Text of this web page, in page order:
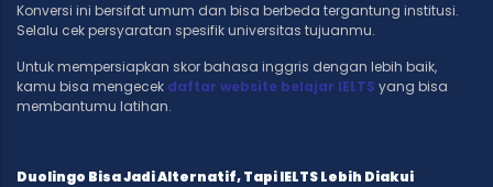
Konversi ini bersifat umum dan bisa berbeda tergantung institusi.
Selalu cek persyaratan spesifik universitas tujuanmu.
Untuk mempersiapkan skor bahasa inggris dengan lebih baik,
kamu bisa mengecek daftar website belajar IELTS yang bisa
membantumu latihan.
Duolingo Bisa Jadi Alternatif, Tapi IELTS Lebih Diakui